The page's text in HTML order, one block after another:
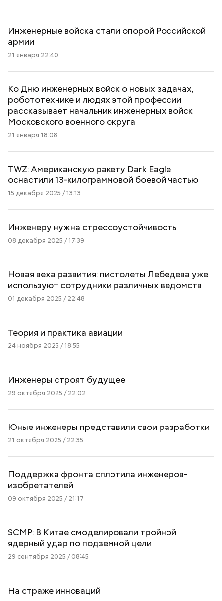
Инженерные войска стали опорой Российской
армии
21 января 22:40
Ко Дню инженерных войск о новых задачах,
робототехнике и людях этой профессии
рассказывает начальник инженерных войск
Московского военного округа
21 января 18:08
TWZ: Американскую ракету Dark Eagle
оснастили 13-килограммовой боевой частью
15 декабря 2025 / 13:13
Инженеру нужна стрессоустойчивость
08 декабря 2025 / 17:39
Новая веха развития: пистолеты Лебедева уже
используют сотрудники различных ведомств
01 декабря 2025 / 22:48
Теория и практика авиации
24 ноября 2025 / 18:55
Инженеры строят будущее
29 октября 2025 / 22:02
Юные инженеры представили свои разработки
21 октября 2025 / 22:35
Поддержка фронта сплотила инженеров-
изобретателей
09 октября 2025 / 21:17
SCMP: В Китае смоделировали тройной
ядерный удар по подземной цели
29 сентября 2025 / 08:45
На страже инноваций